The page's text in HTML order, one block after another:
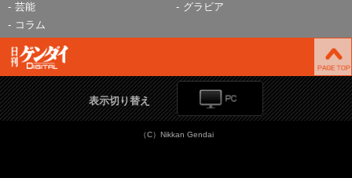
芸能
グラビア
コラム
表示切り替え
（C）Nikkan Gendai